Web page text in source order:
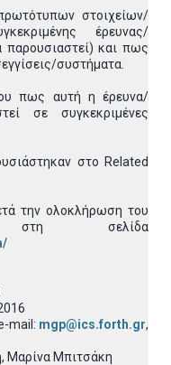
στοιχείων/
έρευνας/
παρουσιαστεί) και πως
συστήματα.
πως αυτή η έρευνα/
σε συγκεκριμένες
στο Related
την ολοκλήρωση του
στη σελίδα
mail: mgp@ics.forth.gr,
Μαρίνα Μπιτσάκη